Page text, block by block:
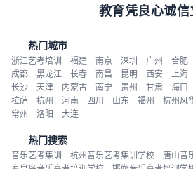
教育凭良心诚信
热门城市
浙江艺考培训 福建 南京 深圳 广州 合肥
成都
黑龙江 长春 南昌 昆明 西安 上海
长沙
天津 内蒙古 南宁 贵州 甘肃 海口
拉萨
杭州 河南 四川 山东 福州 杭州风
常州
洛阳 大连
热门搜索
音乐艺考集训 杭州音乐艺考集训学校
唐山音